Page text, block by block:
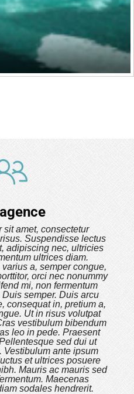
sit amet, consectetur
Suspendisse lectus
adipiscing nec, ultricies
ultrices diam.
a, semper congue,
orci nec nonummy
mi, non fermentum
semper. Duis arcu
consequat in, pretium a,
Ut in risus volutpat
vestibulum bibendum
leo in pede. Praesent
sed dui ut
ante ipsum
et ultrices posuere
Mauris ac mauris sed
Maecenas
sodales hendrerit.